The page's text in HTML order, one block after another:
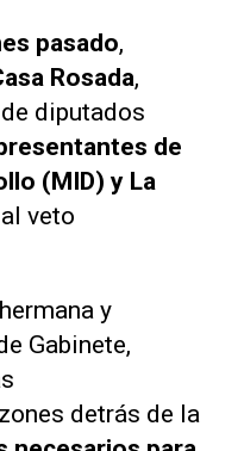
pasado,
Rosada,
diputados
de
(MID) y La
veto
y
Gabinete,
detrás de la